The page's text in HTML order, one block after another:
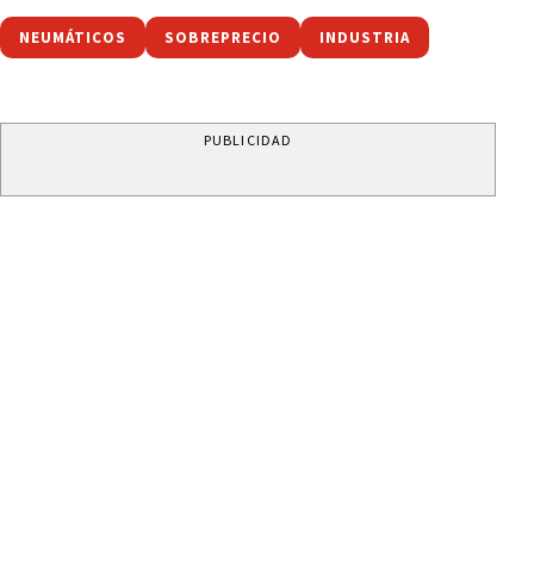
NEUMÁTICOS SOBREPRECIO INDUSTRIA
PUBLICIDAD